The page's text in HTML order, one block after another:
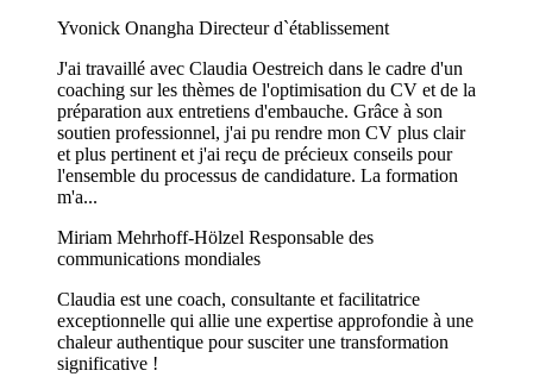
Yvonick Onangha Directeur d`établissement
J'ai travaillé avec Claudia Oestreich dans le cadre d'un
coaching sur les thèmes de l'optimisation du CV et de la
préparation aux entretiens d'embauche. Grâce à son
soutien professionnel, j'ai pu rendre mon CV plus clair
et plus pertinent et j'ai reçu de précieux conseils pour
l'ensemble du processus de candidature. La formation
m'a...
Miriam Mehrhoff-Hölzel Responsable des
communications mondiales
Claudia est une coach, consultante et facilitatrice
exceptionnelle qui allie une expertise approfondie à une
chaleur authentique pour susciter une transformation
significative !